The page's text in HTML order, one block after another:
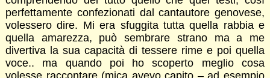
perfettamente confezionati dal cantautore genovese,
volessero dire. Mi era sfuggita tutta quella rabbia e
quella amarezza, può sembrare strano ma a me
divertiva la sua capacità di tessere rime e poi quella
voce.. ma quando poi ho scoperto meglio cosa
volesse raccontare (mica avevo capito – ad esempio